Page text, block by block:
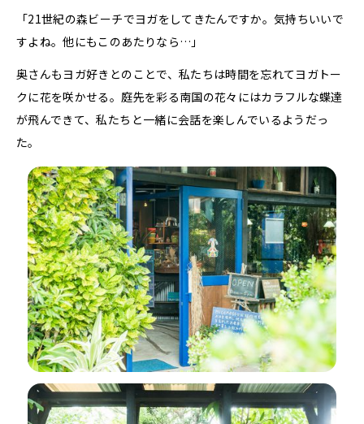
「21世紀の森ビーチでヨガをしてきたんですか。気持ちいいで
すよね。他にもこのあたりなら…」
奥さんもヨガ好きとのことで、私たちは時間を忘れてヨガトー
クに花を咲かせる。庭先を彩る南国の花々にはカラフルな蝶達
が飛んできて、私たちと一緒に会話を楽しんでいるようだっ
た。